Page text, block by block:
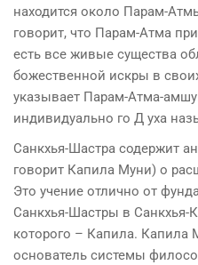
находится около Парам-
говорит, что Парам-Атма
есть все живые существа
божественной искры в
указывает Парам-Атма-
индивидуально го Д уха
Санкхья-Шастра содержит
говорит Капила Муни) о
Это учение отлично от
Санкхья-Шастры в Санкхья-
которого – Капила. Капила
основатель системы